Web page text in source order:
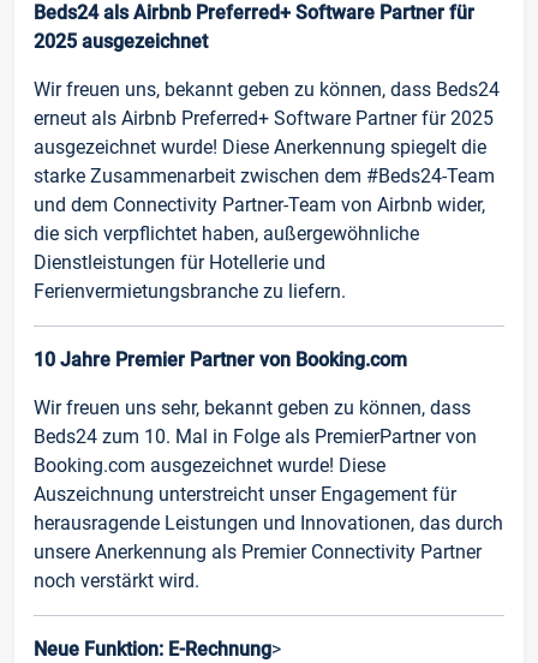
Beds24 als Airbnb Preferred+ Software Partner für
2025 ausgezeichnet
Wir freuen uns, bekannt geben zu können, dass Beds24
erneut als Airbnb Preferred+ Software Partner für 2025
ausgezeichnet wurde! Diese Anerkennung spiegelt die
starke Zusammenarbeit zwischen dem #Beds24-Team
und dem Connectivity Partner-Team von Airbnb wider,
die sich verpflichtet haben, außergewöhnliche
Dienstleistungen für Hotellerie und
Ferienvermietungsbranche zu liefern.
10 Jahre Premier Partner von Booking.com
Wir freuen uns sehr, bekannt geben zu können, dass
Beds24 zum 10. Mal in Folge als PremierPartner von
Booking.com ausgezeichnet wurde! Diese
Auszeichnung unterstreicht unser Engagement für
herausragende Leistungen und Innovationen, das durch
unsere Anerkennung als Premier Connectivity Partner
noch verstärkt wird.
Neue Funktion: E-Rechnung>